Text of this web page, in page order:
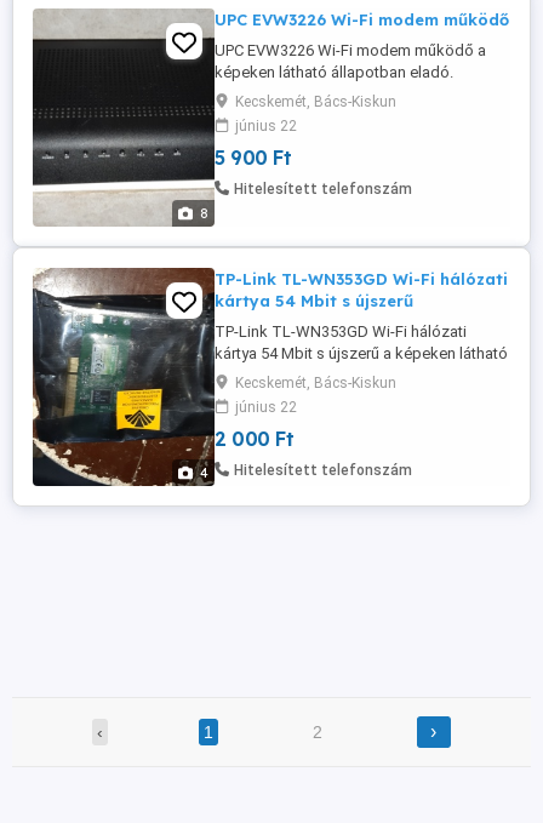
8
UPC EVW3226 Wi-Fi modem működő
UPC EVW3226 Wi-Fi modem működő a
képeken látható állapotban eladó.
Adapter nélkül.
Kecskemét, Bács-Kiskun
június 22
5 900 Ft
Hitelesített telefonszám
4
TP-Link TL-WN353GD Wi-Fi hálózati
kártya 54 Mbit s újszerű
TP-Link TL-WN353GD Wi-Fi hálózati
kártya 54 Mbit s újszerű a képeken látható
bontatlan állapotban eladó.
Kecskemét, Bács-Kiskun
június 22
2 000 Ft
Hitelesített telefonszám
‹ 1 2 ›